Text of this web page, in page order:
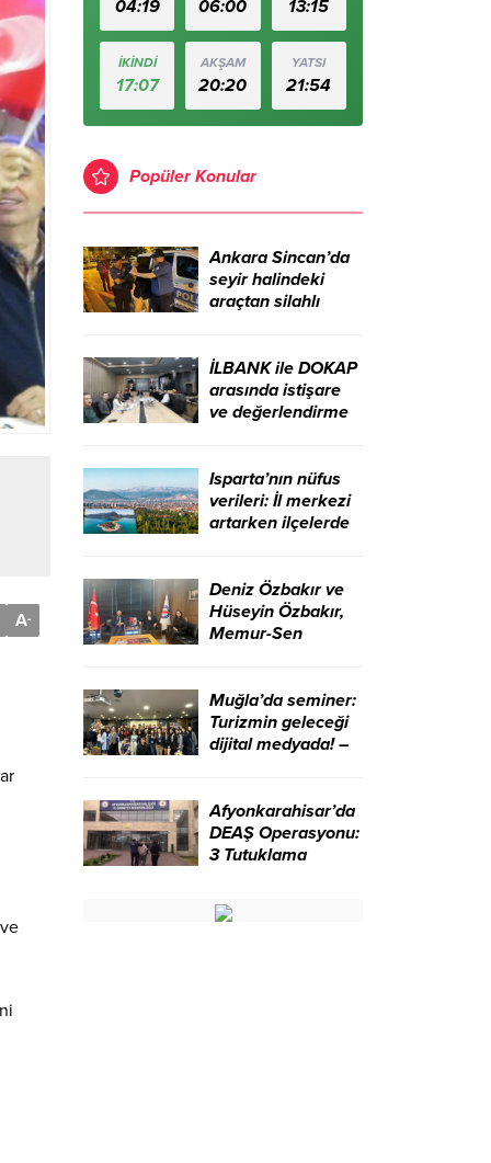
A-
04:19 06:00 13:15
İKİNDİ
17:07
AKŞAM
20:20
YATSI
21:54
Popüler Konular
Ankara Sincan’da
seyir halindeki
araçtan silahlı
İLBANK ile DOKAP
arasında istişare
ve değerlendirme
Birlik Haber Ajansı
Isparta’nın nüfus
verileri: İl merkezi
artarken ilçelerde
Deniz Özbakır ve
Hüseyin Özbakır,
Memur-Sen
Haber Ajansı
Muğla’da seminer:
Turizmin geleceği
dijital medyada! –
Afyonkarahisar’da
DEAŞ Operasyonu:
3 Tutuklama